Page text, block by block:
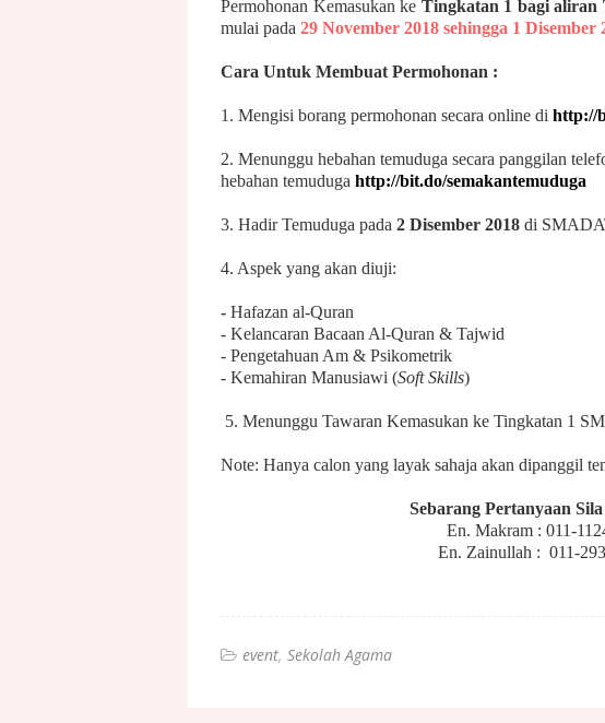
Permohonan Kemasukan ke Tingkatan 1 bagi aliran
mulai pada 29 November 2018 sehingga 1 Disember
Cara Untuk Membuat Permohonan :
1. Mengisi borang permohonan secara online di http://
2. Menunggu hebahan temuduga secara panggilan
hebahan temuduga http://bit.do/semakantemuduga
3. Hadir Temuduga pada 2 Disember 2018 di
4. Aspek yang akan diuji:
- Hafazan al-Quran
- Kelancaran Bacaan Al-Quran & Tajwid
- Pengetahuan Am & Psikometrik
- Kemahiran Manusiawi (Soft Skills)
5. Menunggu Tawaran Kemasukan ke Tingkatan 1
Note: Hanya calon yang layak sahaja akan dipanggil
Sebarang Pertanyaan
En. Makram : 011-
En. Zainullah : 011-
event Sekolah Agama